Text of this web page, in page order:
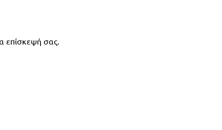
επίσκεψή σας.